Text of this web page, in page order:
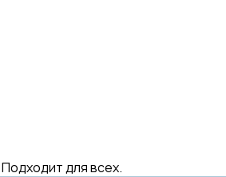
для всех.